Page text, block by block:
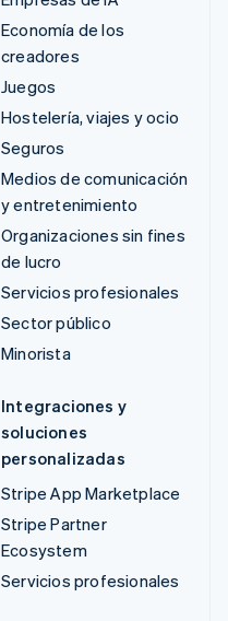
Economía de los
creadores
Juegos
Hostelería, viajes y ocio
Seguros
Medios de comunicación
y entretenimiento
Organizaciones sin fines
de lucro
Servicios profesionales
Sector público
Minorista
Integraciones y
soluciones
personalizadas
Stripe App Marketplace
Stripe Partner
Ecosystem
Servicios profesionales